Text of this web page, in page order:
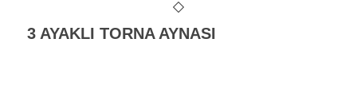
3 AYAKLI TORNA AYNASI